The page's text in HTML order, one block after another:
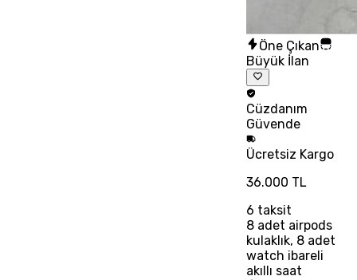
Öne Çıkan
Büyük İlan
Cüzdanım
Güvende
Ücretsiz Kargo
36.000 TL
6 taksit
8 adet airpods
kulaklık, 8 adet
watch ibareli
akıllı saat